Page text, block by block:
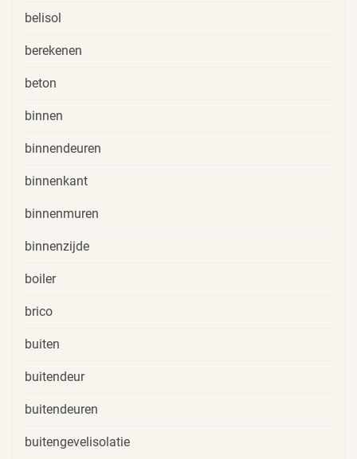
belisol
berekenen
beton
binnen
binnendeuren
binnenkant
binnenmuren
binnenzijde
boiler
brico
buiten
buitendeur
buitendeuren
buitengevelisolatie